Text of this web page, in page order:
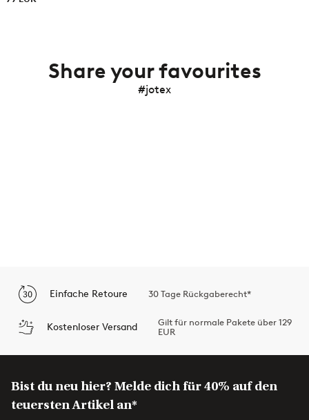
Share your favourites
#jotex
Einfache Retoure 30 Tage Rückgaberecht*
Kostenloser Versand
Gilt für normale Pakete über 129
EUR
Bist du neu hier? Melde dich für 40% auf den
teuersten Artikel an*